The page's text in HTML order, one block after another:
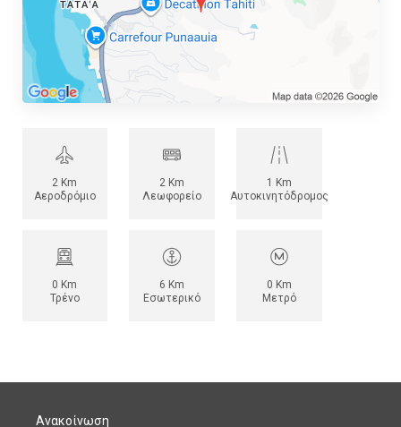
2 Km
Αεροδρόμιο
2 Km
Λεωφορείο
1 Km
Αυτοκινητόδρομος
0 Km
Τρένο
6 Km
Εσωτερικό
0 Km
Μετρό
Ανακοίνωση